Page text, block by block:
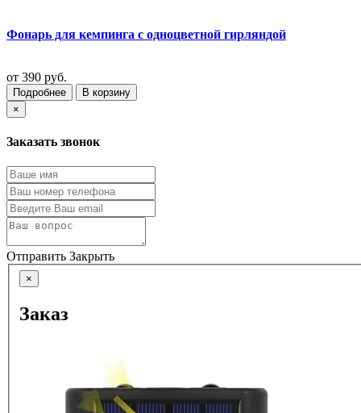
Фонарь для кемпинга с одноцветной гирляндой
от 390 руб.
Подробнее
В корзину
×
Заказать звонок
Отправить Закрыть
×
Заказ